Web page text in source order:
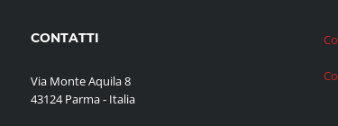
CONTATTI
Via Monte Aquila 8
43124 Parma - Italia